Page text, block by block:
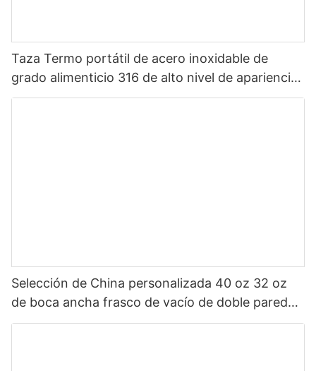
Taza Termo portátil de acero inoxidable de
grado alimenticio 316 de alto nivel de apariencia
Sanrio de dibujos animados portátil para niños
Selección de China personalizada 40 oz 32 oz
de boca ancha frasco de vacío de doble pared
botella de agua deportiva aislada de acero